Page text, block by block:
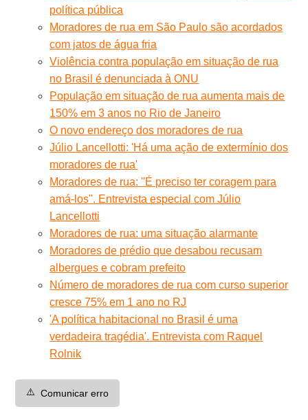
política pública
Moradores de rua em São Paulo são acordados
com jatos de água fria
Violência contra população em situação de rua
no Brasil é denunciada à ONU
População em situação de rua aumenta mais de
150% em 3 anos no Rio de Janeiro
O novo endereço dos moradores de rua
Júlio Lancellotti: 'Há uma ação de extermínio dos
moradores de rua'
Moradores de rua: ''É preciso ter coragem para
amá-los''. Entrevista especial com Júlio
Lancellotti
Moradores de rua: uma situação alarmante
Moradores de prédio que desabou recusam
albergues e cobram prefeito
Número de moradores de rua com curso superior
cresce 75% em 1 ano no RJ
'A política habitacional no Brasil é uma
verdadeira tragédia'. Entrevista com Raquel
Rolnik
⚠️ Comunicar erro